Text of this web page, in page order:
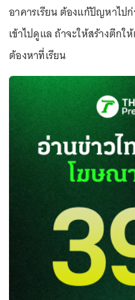
อาคารเรียน ต้องแก้ปัญหาไป
เข้าไปดูแล ถ้าจะให้สร้างตึกใ
ต้องหาที่เรียน